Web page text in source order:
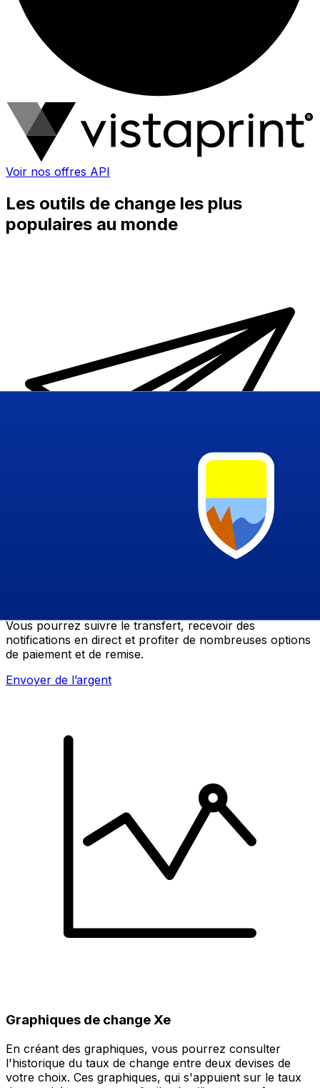
Voir nos offres API
Les outils de change les plus
populaires au monde
Vous pourrez suivre le transfert, recevoir des
notifications en direct et profiter de nombreuses options
de paiement et de remise.
Envoyer de l’argent
Graphiques de change Xe
En créant des graphiques, vous pourrez consulter
l'historique du taux de change entre deux devises de
votre choix. Ces graphiques, qui s'appuient sur le taux